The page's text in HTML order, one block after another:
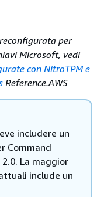
per
Microsoft, vedi
con NitroTPM e
Reference.AWS
includere un
Command
2.0. La maggior
include un